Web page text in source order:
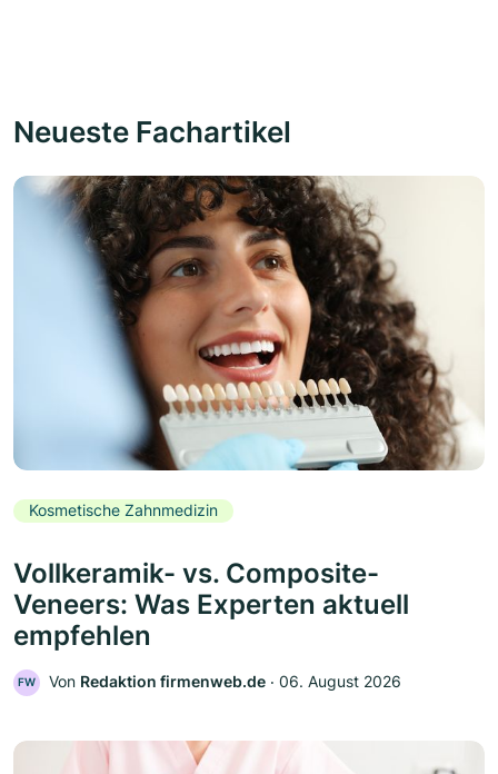
Neueste Fachartikel
Kosmetische Zahnmedizin
Vollkeramik- vs. Composite-
Veneers: Was Experten aktuell
empfehlen
FW Von Redaktion firmenweb.de ‧ 06. August 2026